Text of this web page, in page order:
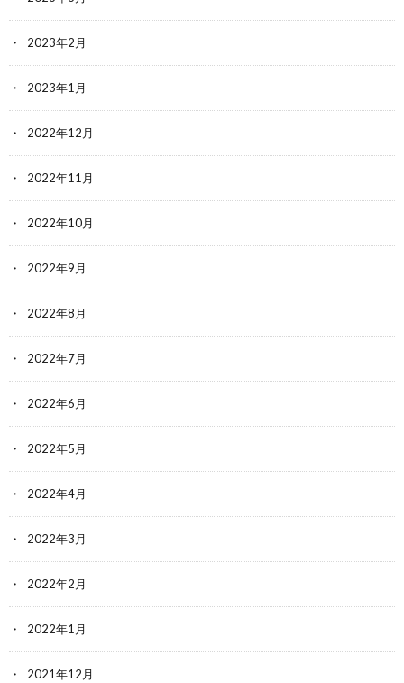
2023年2月
2023年1月
2022年12月
2022年11月
2022年10月
2022年9月
2022年8月
2022年7月
2022年6月
2022年5月
2022年4月
2022年3月
2022年2月
2022年1月
2021年12月